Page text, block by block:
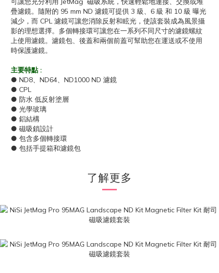
疊濾鏡。隨附的 95 mm ND 濾鏡可提供 3 級、6 級 和 10 級 曝光
減少，而 CPL 濾鏡可讓您消除反射和眩光，使該套裝成為風景攝
影的理想選擇。多個轉接環可讓您在一系列不同尺寸的濾鏡螺紋
上使用濾鏡。濾鏡包、後蓋和兩個前蓋可幫助您在運送或不使用
時保護濾鏡。
主要特點 :
● ND8、ND64、ND1000 ND 濾鏡
● CPL
● 防水 低反射塗層
● 光學玻璃
● 鋁結構
● 磁吸鎖設計
● 包含多個轉接環
● 包括手提箱和濾鏡包
了解更多